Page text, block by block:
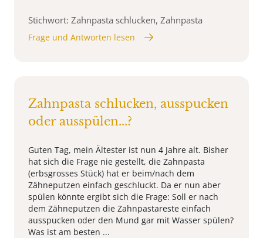
Stichwort: Zahnpasta schlucken, Zahnpasta
Frage und Antworten lesen
Zahnpasta schlucken, ausspucken
oder ausspülen...?
Guten Tag, mein Ältester ist nun 4 Jahre alt. Bisher
hat sich die Frage nie gestellt, die Zahnpasta
(erbsgrosses Stück) hat er beim/nach dem
Zähneputzen einfach geschluckt. Da er nun aber
spülen könnte ergibt sich die Frage: Soll er nach
dem Zähneputzen die Zahnpastareste einfach
ausspucken oder den Mund gar mit Wasser spülen?
Was ist am besten ...